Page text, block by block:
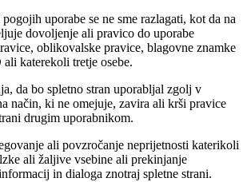
uporabe se ne sme razlagati, kot da na
dovoljenje ali pravico do uporabe
oblikovalske pravice, blagovne znamke
katerekoli tretje osebe.
da bo spletno stran uporabljal zgolj v
način, ki ne omejuje, zavira ali krši pravice
drugim uporabnikom.
ali povzročanje neprijetnosti katerikoli
ali žaljive vsebine ali prekinjanje
in dialoga znotraj spletne strani.